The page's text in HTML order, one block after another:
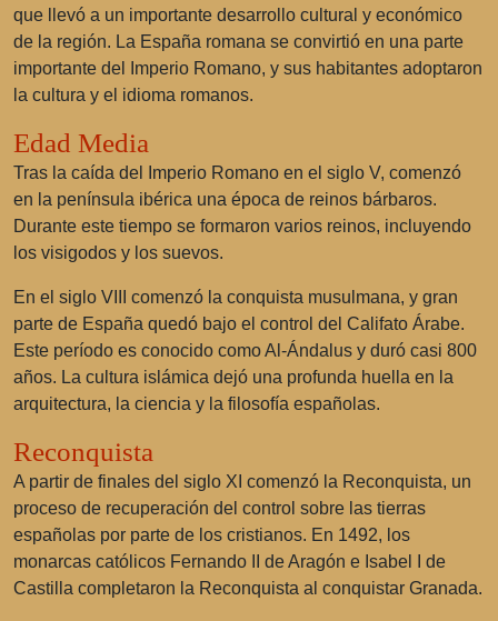
que llevó a un importante desarrollo cultural y económico
de la región. La España romana se convirtió en una parte
importante del Imperio Romano, y sus habitantes adoptaron
la cultura y el idioma romanos.
Edad Media
Tras la caída del Imperio Romano en el siglo V, comenzó
en la península ibérica una época de reinos bárbaros.
Durante este tiempo se formaron varios reinos, incluyendo
los visigodos y los suevos.
En el siglo VIII comenzó la conquista musulmana, y gran
parte de España quedó bajo el control del Califato Árabe.
Este período es conocido como Al-Ándalus y duró casi 800
años. La cultura islámica dejó una profunda huella en la
arquitectura, la ciencia y la filosofía españolas.
Reconquista
A partir de finales del siglo XI comenzó la Reconquista, un
proceso de recuperación del control sobre las tierras
españolas por parte de los cristianos. En 1492, los
monarcas católicos Fernando II de Aragón e Isabel I de
Castilla completaron la Reconquista al conquistar Granada.